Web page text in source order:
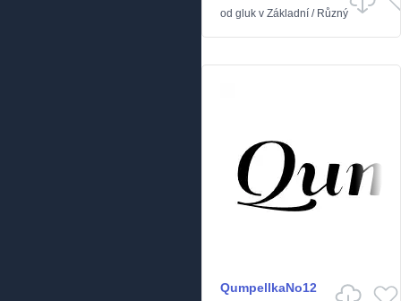
od gluk v Základní / Různý
QumpellkaNo12